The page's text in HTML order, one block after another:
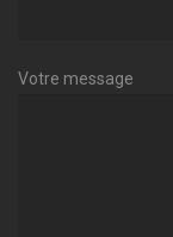
Votre message